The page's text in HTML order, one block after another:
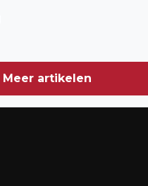
Meer artikelen